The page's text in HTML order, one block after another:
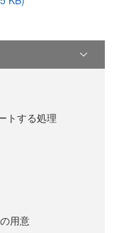
トする処理
用意